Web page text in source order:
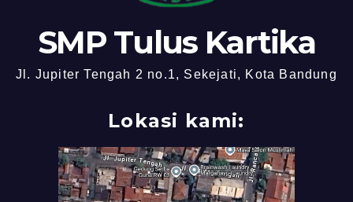
SMP Tulus Kartika
Jl. Jupiter Tengah 2 no.1, Sekejati, Kota Bandung
Lokasi kami: